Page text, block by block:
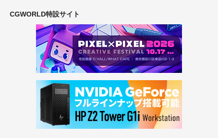
CGWORLD特設サイト